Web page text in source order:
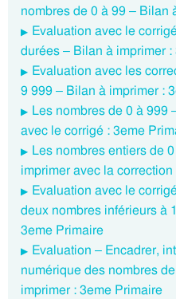
nombres de 0 à 99 – Bilan
Evaluation avec le
durées – Bilan à imprimer
Evaluation avec les
9 999 – Bilan à imprimer :
Les nombres de 0 à 999
avec le corrigé : 3eme
Les nombres entiers de
imprimer avec la
Evaluation avec le
deux nombres inférieurs à
3eme Primaire
Evaluation – Encadrer,
numérique des nombres
imprimer : 3eme Primaire